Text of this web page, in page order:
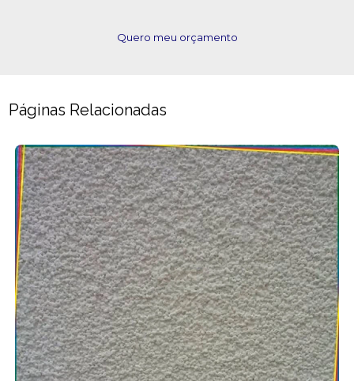
Quero meu orçamento
Páginas Relacionadas